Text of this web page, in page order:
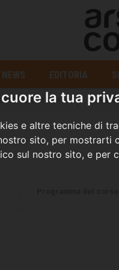
la tua
e altre tecniche di
sito, per mostrarti
sul nostro sito, e per
NEWS EDITORIA
DI CORO